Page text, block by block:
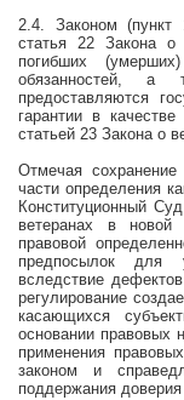
2.4. Законом (пункт
статья 22 Закона о
погибших
обязанностей, а
предоставляются
гарантии в
статьей 23 Закона о
Отмечая
части определения
Конституционный
ветеранах в новой
правовой
предпосылок для
вследствие
регулирование
касающихся
основании правовых
применения
законом и
поддержания доверия